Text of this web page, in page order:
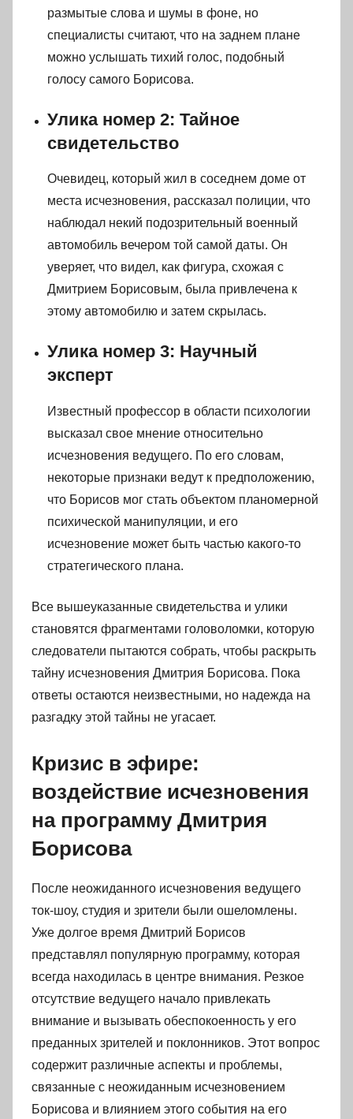
размытые слова и шумы в фоне, но
специалисты считают, что на заднем плане
можно услышать тихий голос, подобный
голосу самого Борисова.
Улика номер 2: Тайное
свидетельство
Очевидец, который жил в соседнем доме от
места исчезновения, рассказал полиции, что
наблюдал некий подозрительный военный
автомобиль вечером той самой даты. Он
уверяет, что видел, как фигура, схожая с
Дмитрием Борисовым, была привлечена к
этому автомобилю и затем скрылась.
Улика номер 3: Научный
эксперт
Известный профессор в области психологии
высказал свое мнение относительно
исчезновения ведущего. По его словам,
некоторые признаки ведут к предположению,
что Борисов мог стать объектом планомерной
психической манипуляции, и его
исчезновение может быть частью какого-то
стратегического плана.
Все вышеуказанные свидетельства и улики
становятся фрагментами головоломки, которую
следователи пытаются собрать, чтобы раскрыть
тайну исчезновения Дмитрия Борисова. Пока
ответы остаются неизвестными, но надежда на
разгадку этой тайны не угасает.
Кризис в эфире:
воздействие исчезновения
на программу Дмитрия
Борисова
После неожиданного исчезновения ведущего
ток-шоу, студия и зрители были ошеломлены.
Уже долгое время Дмитрий Борисов
представлял популярную программу, которая
всегда находилась в центре внимания. Резкое
отсутствие ведущего начало привлекать
внимание и вызывать обеспокоенность у его
преданных зрителей и поклонников. Этот вопрос
содержит различные аспекты и проблемы,
связанные с неожиданным исчезновением
Борисова и влиянием этого события на его